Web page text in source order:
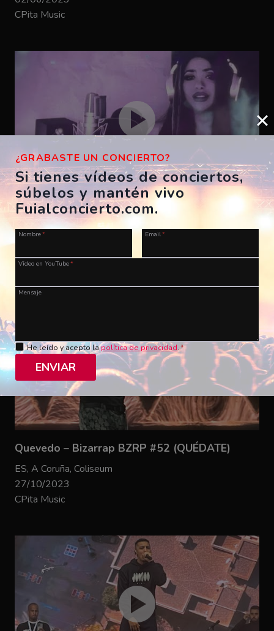
CPita Music
Bizarrap – SHAKIRA BZRP #53
ES, A Coruña, Morriña Festival
28/07/2023
CPita Music
Quevedo – Bizarrap BZRP #52 (QUÉDATE)
ES, A Coruña, Coliseum
27/10/2023
CPita Music
¿GRABASTE UN CONCIERTO?
Si tienes vídeos de conciertos,
súbelos y mantén vivo
Fuialconcierto.com.
Nombre* Email*
Vídeo en YouTube*
Mensaje
He leído y acepto lapolítica de privacidad.*
ENVIAR